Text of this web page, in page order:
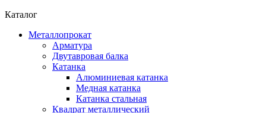
Каталог
Металлопрокат
Арматура
Двутавровая балка
Катанка
Алюминиевая катанка
Медная катанка
Катанка стальная
Квадрат металлический